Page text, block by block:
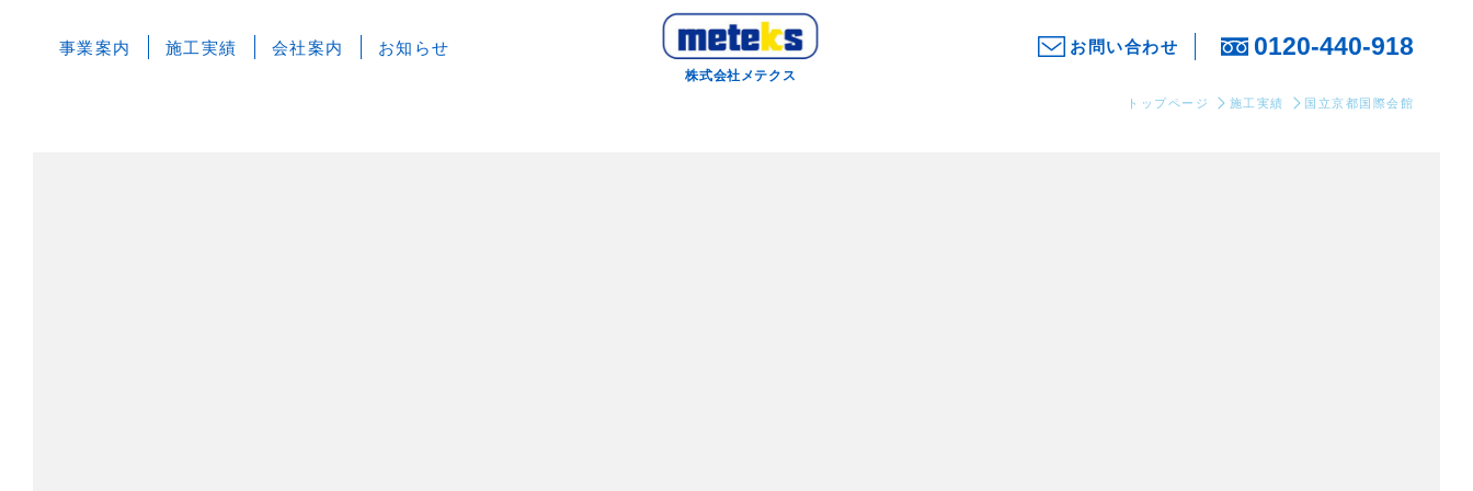
株式会社メテクス
お問い合わせ 0120-440-918
事業案内 施工実績 会社案内 お知らせ
トップページ 施工実績 国立京都国際会館